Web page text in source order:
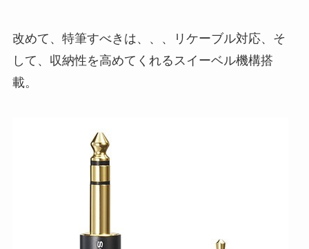
改めて、特筆すべきは、、、リケーブル対応、そ
して、収納性を高めてくれるスイーベル機構搭
載。